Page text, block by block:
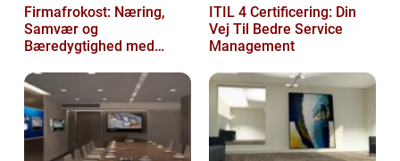
Firmafrokost: Næring,
Samvær og
Bæredygtighed med
ITIL 4 Certificering: Din
Vej Til Bedre Service
Management